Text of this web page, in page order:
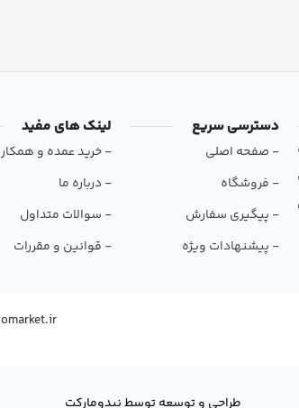
دسترسی سریع
- صفحه اصلی
- فروشگاه
- پیگیری سفارش
- پیشنهادات ویژه
لینک های مفید
- خرید عمده و
- درباره ما
- سوالات متداول
- قوانین و مقررات
info@nidomarket.ir
طراحی و توسعه توسط نیدومارکت